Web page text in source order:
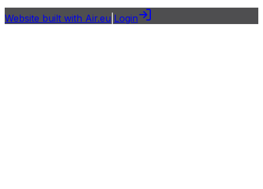
Website built with Air.eu Login